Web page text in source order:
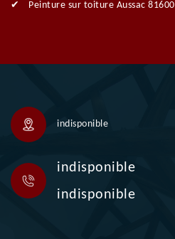
Peinture sur toiture Aussac 81600
indisponible
indisponible
indisponible